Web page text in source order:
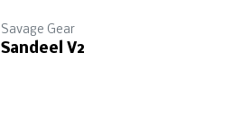
Savage Gear
Sandeel V2